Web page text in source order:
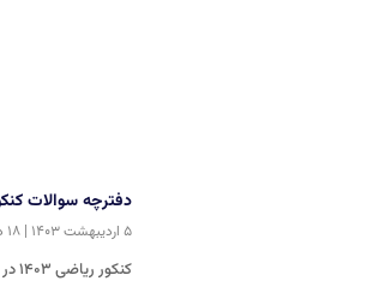
دفترچه سوالات کنکور
۵ اردیبهشت ۱۴۰۳